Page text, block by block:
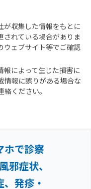
が収集した情報をもとに
されている場合がありま
ウェブサイト等でご確認
報によって生じた損害に
情報に誤りがある場合な
ください。
ホで診察
邪症状、
発疹・